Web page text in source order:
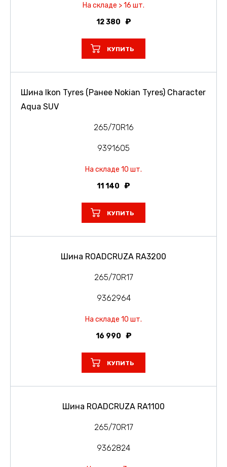
На складе > 16 шт.
12 380
КУПИТЬ
Шина Ikon Tyres (Ранее Nokian Tyres) Character
Aqua SUV
265/70R16
9391605
На складе 10 шт.
11 140
КУПИТЬ
Шина ROADCRUZA RA3200
265/70R17
9362964
На складе 10 шт.
16 990
КУПИТЬ
Шина ROADCRUZA RA1100
265/70R17
9362824